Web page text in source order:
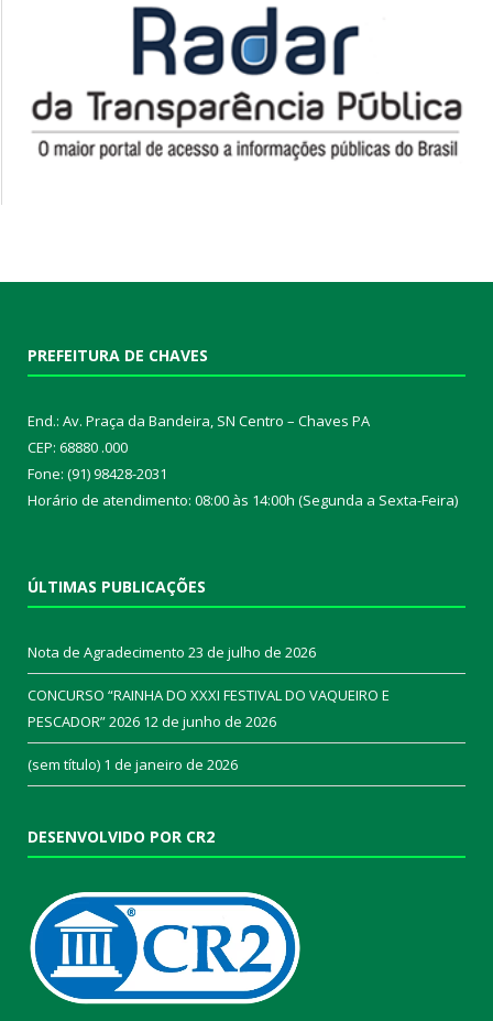
PREFEITURA DE CHAVES
End.: Av. Praça da Bandeira, SN Centro – Chaves PA
CEP: 68880 .000
Fone: (91) 98428-2031
Horário de atendimento: 08:00 às 14:00h (Segunda a Sexta-Feira)
ÚLTIMAS PUBLICAÇÕES
Nota de Agradecimento 23 de julho de 2026
CONCURSO “RAINHA DO XXXI FESTIVAL DO VAQUEIRO E
PESCADOR” 2026 12 de junho de 2026
(sem título) 1 de janeiro de 2026
DESENVOLVIDO POR CR2